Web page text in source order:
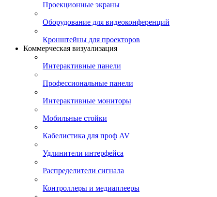
Проекционные экраны
Оборудование для видеоконференций
Кронштейны для проекторов
Коммерческая визуализация
Интерактивные панели
Профессиональные панели
Интерактивные мониторы
Мобильные стойки
Кабелистика для проф AV
Удлинители интерфейса
Распределители сигнала
Контроллеры и медиаплееры